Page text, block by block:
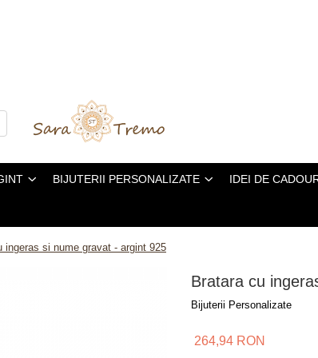
BIJUTERII PERSONALIZATE IDEI DE
ingeras si nume gravat - argint 925
Bratara cu
Bijuterii Personalizate
264,94 RON